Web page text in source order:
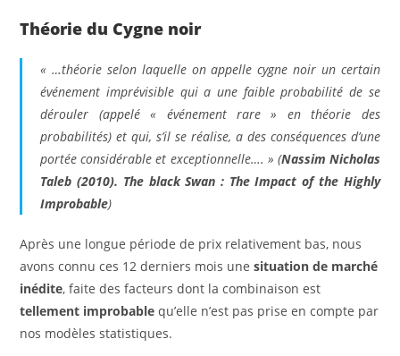
Théorie du Cygne noir
« …théorie selon laquelle on appelle cygne noir un certain
événement imprévisible qui a une faible probabilité de se
dérouler (appelé « événement rare » en théorie des
probabilités) et qui, s’il se réalise, a des conséquences d’une
portée considérable et exceptionnelle…. » (Nassim Nicholas
Taleb (2010). The black Swan : The Impact of the Highly
Improbable)
Après une longue période de prix relativement bas, nous
avons connu ces 12 derniers mois unesituation de marché
inédite, faite des facteurs dont la combinaison est
tellement improbable qu’elle n’est pas prise en compte par
nos modèles statistiques.